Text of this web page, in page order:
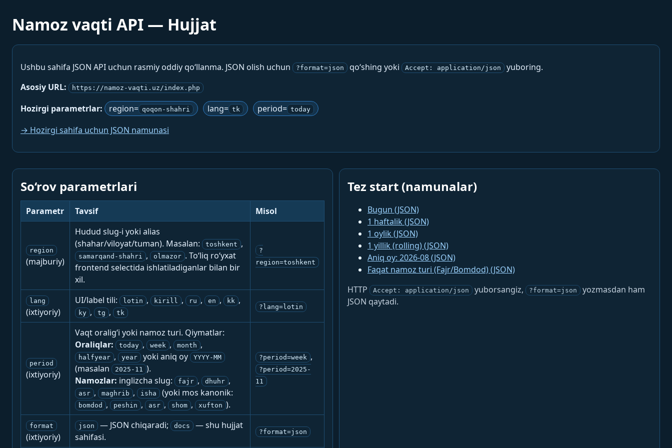
Namoz vaqti API — Hujjat
Ushbu sahifa JSON API uchun rasmiy oddiy qo‘llanma. JSON olish uchun ?format=json qo‘shing yoki Accept: application/json
yuboring.
Asosiy URL:
https://namoz-vaqti.uz/index.php
Hozirgi parametrlar: region= qoqon-shahri lang= tk period= today
→ Hozirgi sahifa uchun JSON namunasi
So‘rov parametrlari
Parametr Tavsif Misol
region
(majburiy)
Hudud slug-i yoki alias
(shahar/viloyat/tuman). Masalan:
toshkent ,
samarqand-shahri , olmazor . To‘liq ro‘yxat
frontend selectida ishlatiladiganlar bilan bir
xil.
?
region=toshkent
lang
(ixtiyoriy)
UI/label tili: lotin , kirill , ru , en , kk ,
ky , tg , tk
?lang=lotin
period
(ixtiyoriy)
Vaqt oralig‘i yoki namoz turi. Qiymatlar:
Oraliqlar:
today , week , month ,
halfyear , year yoki aniq oy YYYY-MM
(masalan 2025-11 ).
Namozlar: inglizcha slug: fajr , dhuhr ,
asr , maghrib , isha (yoki mos kanonik:
bomdod , peshin , asr , shom , xufton ).
?period=week ,
?period=2025-
11
format
(ixtiyoriy)
json — JSON chiqaradi; docs
— shu hujjat
sahifasi.
?format=json
Tez start (namunalar)
Bugun (JSON)
1 haftalik (JSON)
1 oylik (JSON)
1 yillik (rolling) (JSON)
Aniq oy: 2026-08 (JSON)
Faqat namoz turi (Fajr/Bomdod) (JSON)
HTTP
Accept: application/json yuborsangiz, ?format=json
yozmasdan ham
JSON qaytadi.